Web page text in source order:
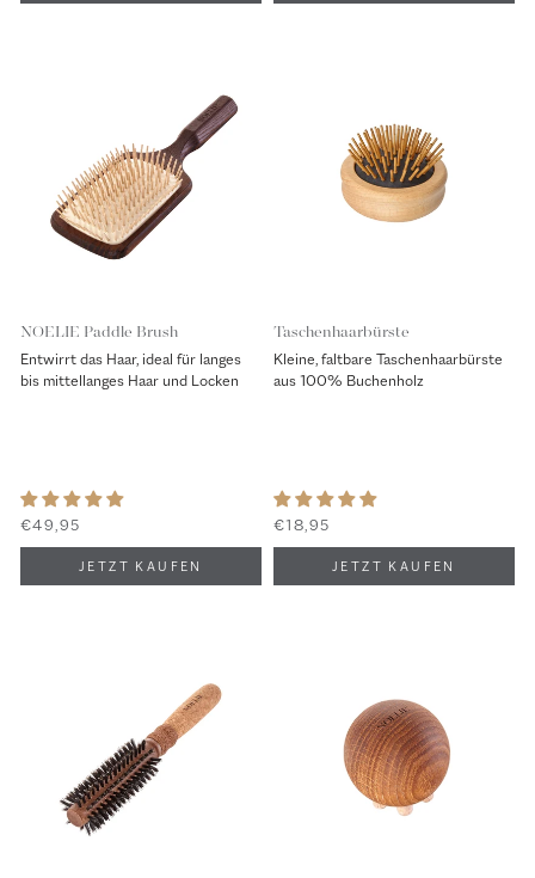
NOELIE Paddle Brush
Entwirrt das Haar, ideal für langes
bis mittellanges Haar und Locken
€49,95
Taschenhaarbürste
Kleine, faltbare Taschenhaarbürste
aus 100% Buchenholz
€18,95